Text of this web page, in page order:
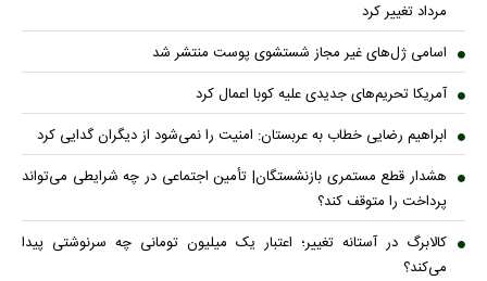
مرداد تغییر کرد
اسامی ژل‌های غیر مجاز شستشوی پوست منتشر شد
آمریکا تحریم‌های جدیدی علیه کوبا اعمال کرد
ابراهیم رضایی خطاب به عربستان: امنیت را نمی‌شود از دیگران گدایی کرد
هشدار قطع مستمری بازنشستگان| تأمین اجتماعی در چه شرایطی می‌تواند
پرداخت را متوقف کند؟
کالابرگ در آستانه تغییر؛ اعتبار یک میلیون تومانی چه سرنوشتی پیدا
می‌کند؟